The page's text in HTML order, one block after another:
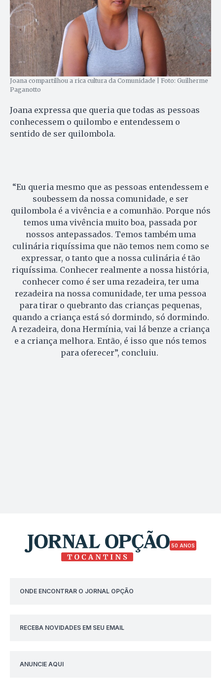
Joana compartilhou a rica cultura da Comunidade | Foto: Guilherme
Paganotto
Joana expressa que queria que todas as pessoas
conhecessem o quilombo e entendessem o
sentido de ser quilombola.
“Eu queria mesmo que as pessoas entendessem e
soubessem da nossa comunidade, e ser
quilombola é a vivência e a comunhão. Porque nós
temos uma vivência muito boa, passada por
nossos antepassados. Temos também uma
culinária riquíssima que não temos nem como se
expressar, o tanto que a nossa culinária é tão
riquíssima. Conhecer realmente a nossa história,
conhecer como é ser uma rezadeira, ter uma
rezadeira na nossa comunidade, ter uma pessoa
para tirar o quebranto das crianças pequenas,
quando a criança está só dormindo, só dormindo.
A rezadeira, dona Hermínia, vai lá benze a criança
e a criança melhora. Então, é isso que nós temos
para oferecer”, concluiu.
50 ANOS
ONDE ENCONTRAR O JORNAL OPÇÃO
RECEBA NOVIDADES EM SEU EMAIL
ANUNCIE AQUI